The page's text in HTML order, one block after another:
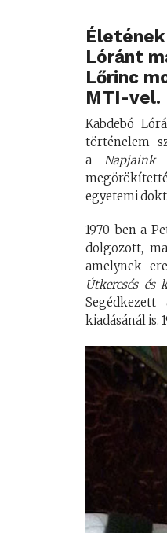
Lóránt
Lőrinc
MTI-vel.
Kabdebó
történelem
aNapjaink
egyetemi
1970-ben a
dolgozott,
amelynek
Útkeresés és
kiadásánál is.